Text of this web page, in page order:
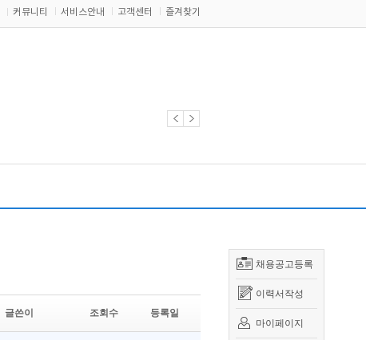
커뮤니티 서비스안내 고객센터 즐겨찾기
채용공고등록
이력서작성
마이페이지
글쓴이 조회수 등록일